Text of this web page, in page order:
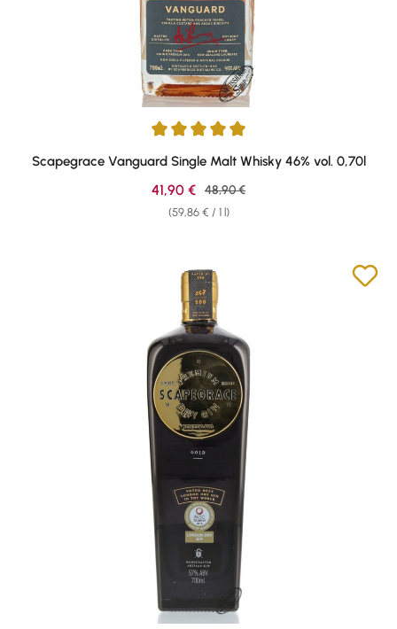
Average rating of 5 out of 5 stars
Scapegrace Vanguard Single Malt Whisky 46% vol. 0,70l
(59,86 € / 1 l)
Sale price:
41,90 € Regular price:
48,90 €